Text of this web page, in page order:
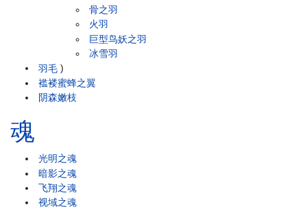
羽毛
骨之羽
火羽
巨型鸟妖之羽
冰雪羽
)
褴褛蜜蜂之翼
阴森嫩枝
魂
光明之魂
暗影之魂
飞翔之魂
视域之魂